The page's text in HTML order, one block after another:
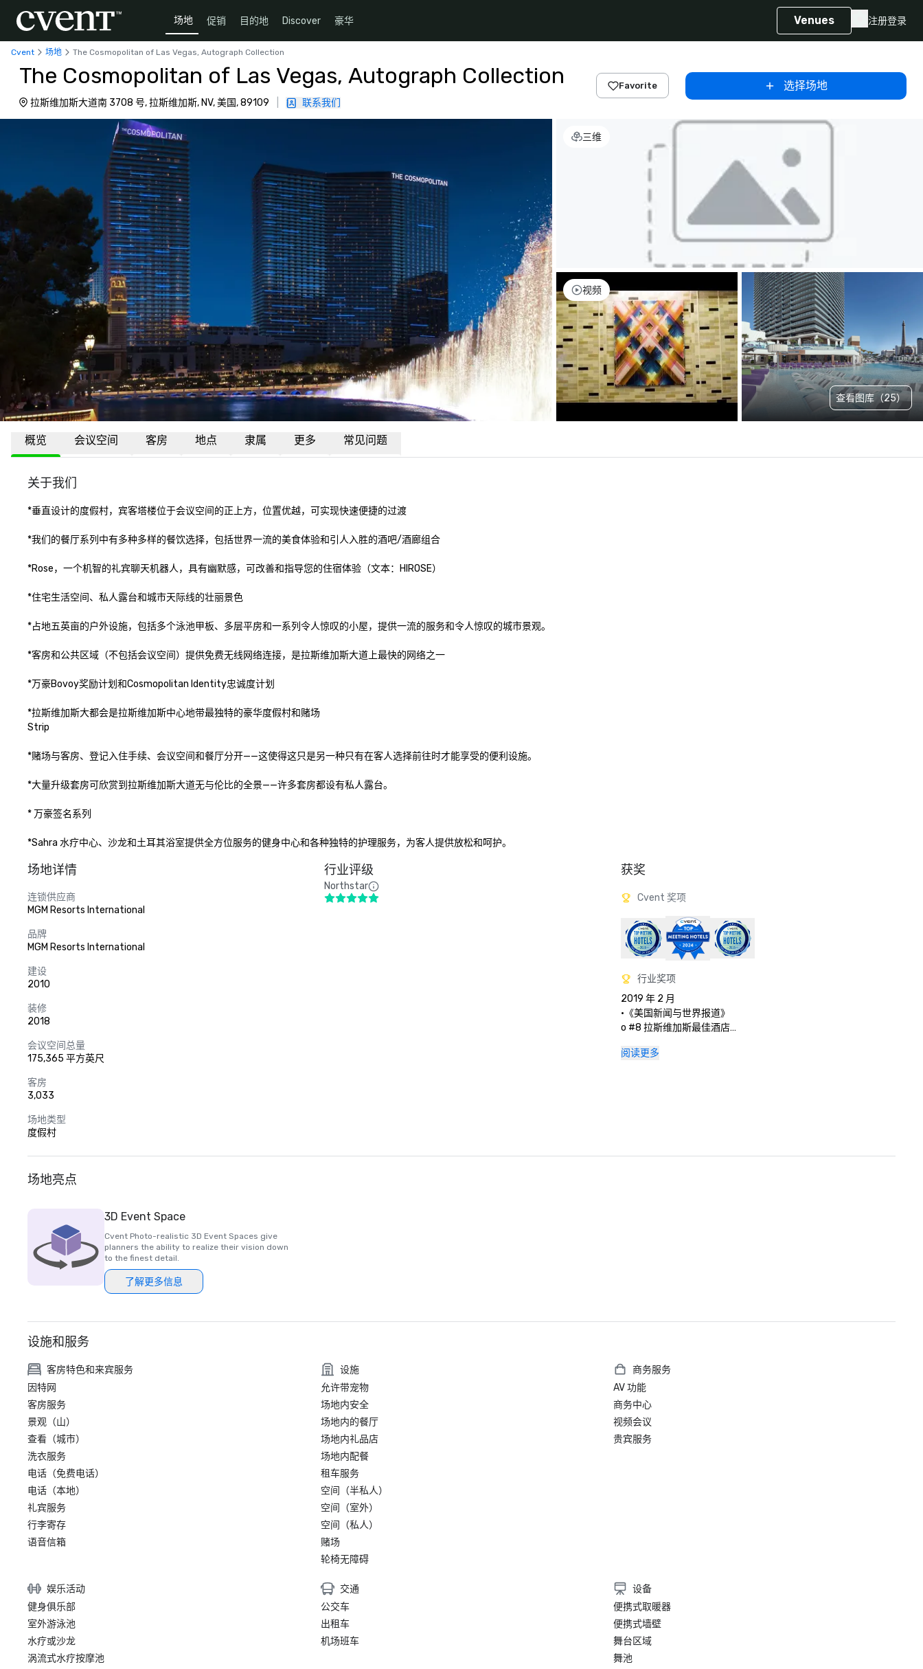
场地 促销 目的地 Discover 豪华 Venues 注册登录
Cvent 场地 The Cosmopolitan of Las Vegas, Autograph Collection
The Cosmopolitan of Las Vegas, Autograph Collection
拉斯维加斯大道南 3708 号, 拉斯维加斯, NV, 美国, 89109 联系我们
Favorite 选择场地
三维
视频
查看图库（25）
概览 会议空间 客房 地点 隶属 更多 常见问题
关于我们
*垂直设计的度假村，宾客塔楼位于会议空间的正上方，位置优越，可实现快速便捷的过渡
*我们的餐厅系列中有多种多样的餐饮选择，包括世界一流的美食体验和引人入胜的酒吧/酒廊组合
*Rose，一个机智的礼宾聊天机器人，具有幽默感，可改善和指导您的住宿体验（文本：HIROSE）
*住宅生活空间、私人露台和城市天际线的壮丽景色
*占地五英亩的户外设施，包括多个泳池甲板、多层平房和一系列令人惊叹的小屋，提供一流的服务和令人惊叹的城市景观。
*客房和公共区域（不包括会议空间）提供免费无线网络连接，是拉斯维加斯大道上最快的网络之一
*万豪Bovoy奖励计划和Cosmopolitan Identity忠诚度计划
*拉斯维加斯大都会是拉斯维加斯中心地带最独特的豪华度假村和赌场
Strip
*赌场与客房、登记入住手续、会议空间和餐厅分开——这使得这只是另一种只有在客人选择前往时才能享受的便利设施。
*大量升级套房可欣赏到拉斯维加斯大道无与伦比的全景——许多套房都设有私人露台。
* 万豪签名系列
*Sahra 水疗中心、沙龙和土耳其浴室提供全方位服务的健身中心和各种独特的护理服务，为客人提供放松和呵护。
场地详情
连锁供应商
MGM Resorts International
品牌
MGM Resorts International
建设
2010
装修
2018
会议空间总量
175,365 平方英尺
客房
3,033
场地类型
度假村
行业评级
Northstar
获奖
Cvent 奖项
行业奖项
2019 年 2 月
•《美国新闻与世界报道》
o #8 拉斯维加斯最佳酒店
o #8 内华达州最佳酒店
•《福布斯旅游指南》明星奖
• CVENT 美国前 100 家会议酒店
o 排名：100 分中的 18
• 2019 年《康德纳斯特旅行者》读者选择奖
o 获胜者 — 拉斯维加斯酒店类别
阅读更多
场地亮点
3D Event Space
Cvent Photo-realistic 3D Event Spaces give
planners the ability to realize their vision down
to the finest detail.
了解更多信息
设施和服务
客房特色和来宾服务
因特网
客房服务
景观（山）
查看（城市）
洗衣服务
电话（免费电话）
电话（本地）
礼宾服务
行李寄存
语音信箱
设施
允许带宠物
场地内安全
场地内的餐厅
场地内礼品店
场地内配餐
租车服务
空间（半私人）
空间（室外）
空间（私人）
赌场
轮椅无障碍
商务服务
AV 功能
商务中心
视频会议
贵宾服务
娱乐活动
健身俱乐部
室外游泳池
水疗或沙龙
涡流式水疗按摩池
交通
公交车
出租车
机场班车
设备
便携式取暖器
便携式墙壁
舞台区域
舞池